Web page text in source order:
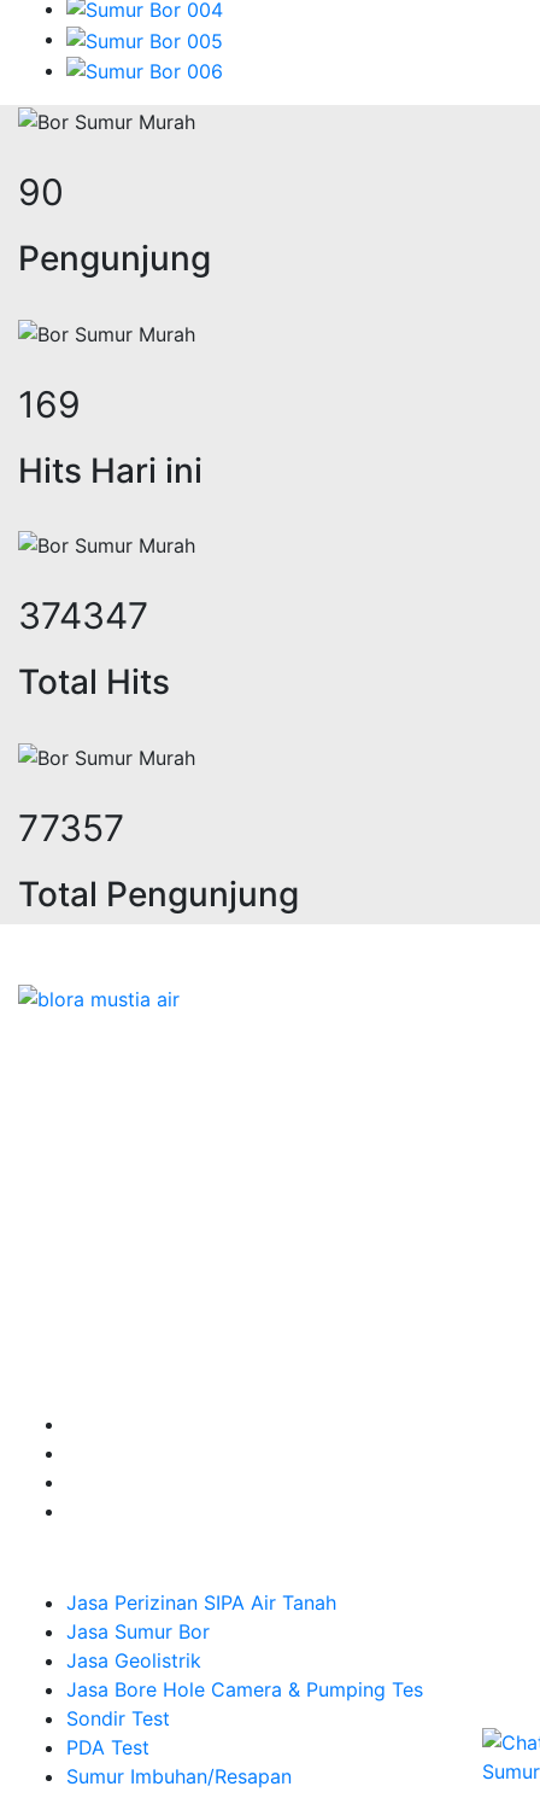
111
Pengunjung
208
Hits Hari ini
458326
Total Hits
95686
Total Pengunjung
Jasa Perizinan SIPA Air Tanah
Jasa Sumur Bor
Jasa Geolistrik
Jasa Bore Hole Camera & Pumping Tes
Sondir Test
PDA Test
Sumur Imbuhan/Resapan